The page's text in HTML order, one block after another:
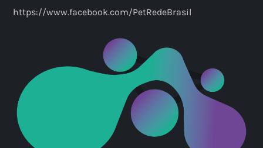
https://www.facebook.com/PetRedeBrasil